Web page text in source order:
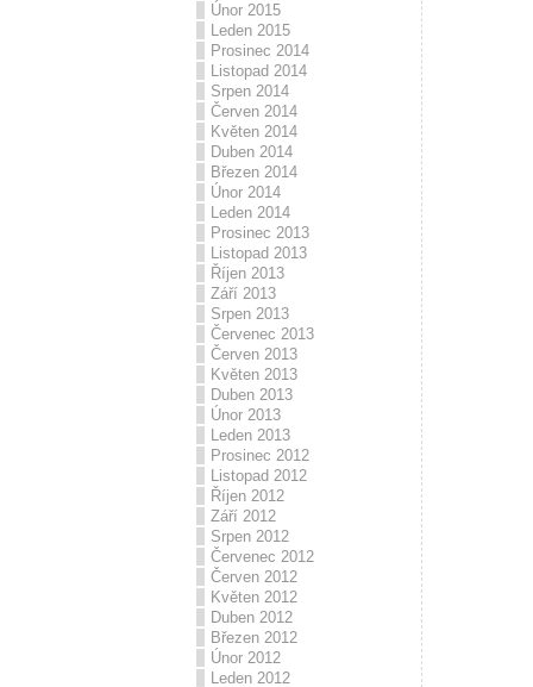
Únor 2015
Leden 2015
Prosinec 2014
Listopad 2014
Srpen 2014
Červen 2014
Květen 2014
Duben 2014
Březen 2014
Únor 2014
Leden 2014
Prosinec 2013
Listopad 2013
Říjen 2013
Září 2013
Srpen 2013
Červenec 2013
Červen 2013
Květen 2013
Duben 2013
Únor 2013
Leden 2013
Prosinec 2012
Listopad 2012
Říjen 2012
Září 2012
Srpen 2012
Červenec 2012
Červen 2012
Květen 2012
Duben 2012
Březen 2012
Únor 2012
Leden 2012